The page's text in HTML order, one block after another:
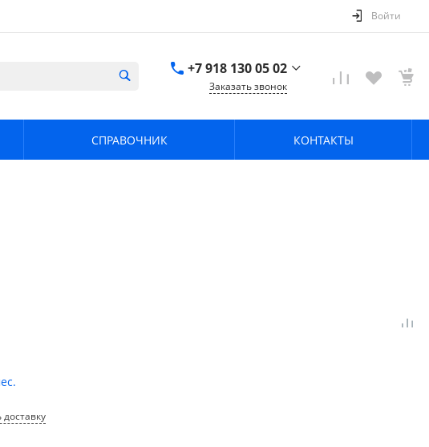
Войти
+7 918 130 05 02
Заказать звонок
СПРАВОЧНИК КОНТАКТЫ
доставку